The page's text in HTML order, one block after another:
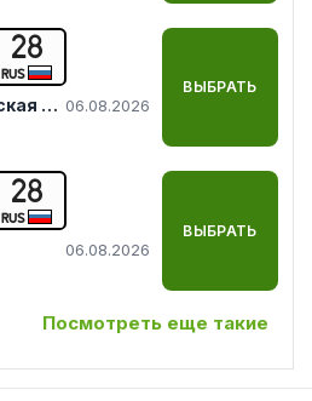
28
RUS
Благовещенск (Амурская обл.) 06.08.2026
ВЫБРАТЬ
28
RUS
06.08.2026
ВЫБРАТЬ
Посмотреть еще такие